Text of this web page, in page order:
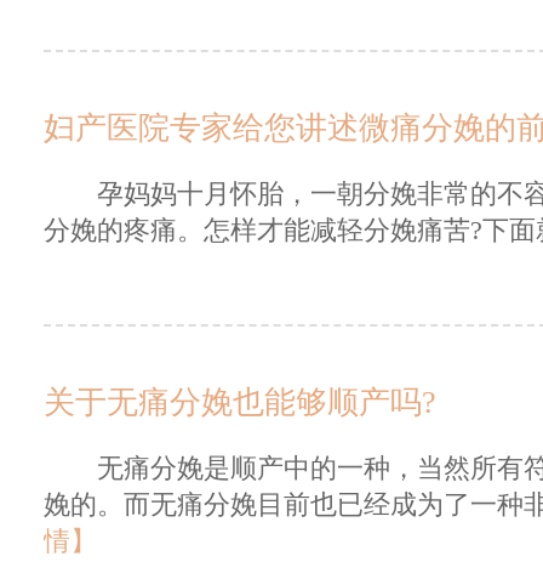
妇产医院专家给您讲述微痛分娩的
孕妈妈十月怀胎，一朝分娩非常的不
分娩的疼痛。怎样才能减轻分娩痛苦?下
关于无痛分娩也能够顺产吗?
无痛分娩是顺产中的一种，当然所有
娩的。而无痛分娩目前也已经成为了一
情】